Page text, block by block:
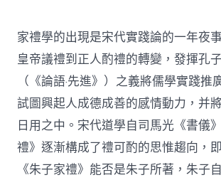
家禮學的出現是宋代實踐論的一年夜
皇帝議禮到正人酌禮的轉變，發揮孔
（《論語·先進》）之義將儒學實踐推
試圖興起人成德成善的感情動力，并
日用之中。宋代道學自司馬光《書儀
禮》逐漸構成了禮可酌的思惟趨向，
《朱子家禮》能否是朱子所著，朱子